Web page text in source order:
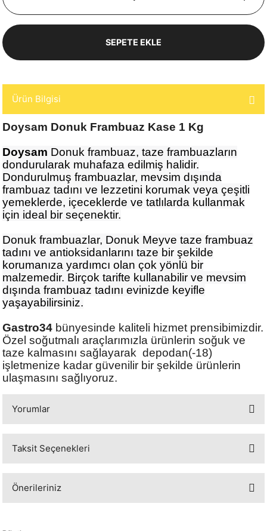
SEPETE EKLE
Ürün Bilgisi
Doysam Donuk Frambuaz Kase 1 Kg
Doysam Donuk frambuaz, taze frambuazların
dondurularak muhafaza edilmiş halidir.
Dondurulmuş frambuazlar, mevsim dışında
frambuaz tadını ve lezzetini korumak veya çeşitli
yemeklerde, içeceklerde ve tatlılarda kullanmak
için ideal bir seçenektir.
Donuk frambuazlar, Donuk Meyve taze frambuaz
tadını ve antioksidanlarını taze bir şekilde
korumanıza yardımcı olan çok yönlü bir
malzemedir. Birçok tarifte kullanabilir ve mevsim
dışında frambuaz tadını evinizde keyifle
yaşayabilirsiniz.
Gastro34 bünyesinde kaliteli hizmet prensibimizdir.
Özel soğutmalı araçlarımızla ürünlerin soğuk ve
taze kalmasını sağlayarak depodan(-18)
işletmenize kadar güvenilir bir şekilde ürünlerin
ulaşmasını sağlıyoruz.
Yorumlar
Taksit Seçenekleri
Önerileriniz